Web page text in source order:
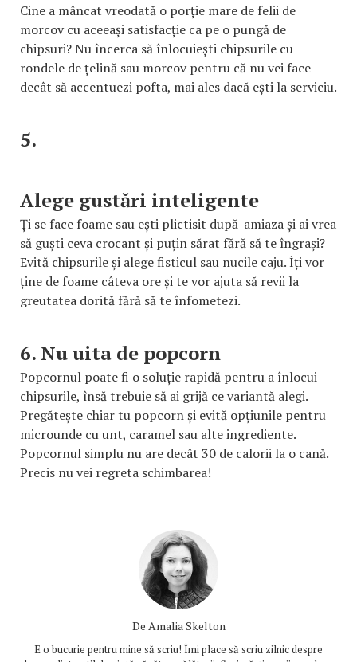
Cine a mâncat vreodată o porție mare de felii de
morcov cu aceeași satisfacție ca pe o pungă de
chipsuri? Nu încerca să înlocuiești chipsurile cu
rondele de țelină sau morcov pentru că nu vei face
decât să accentuezi pofta, mai ales dacă ești la serviciu.
5.
Alege gustări inteligente
Ți se face foame sau ești plictisit după-amiaza și ai vrea
să guști ceva crocant și puțin sărat fără să te îngrași?
Evită chipsurile și alege fisticul sau nucile caju. Îți vor
ține de foame câteva ore și te vor ajuta să revii la
greutatea dorită fără să te înfometezi.
6. Nu uita de popcorn
Popcornul poate fi o soluție rapidă pentru a înlocui
chipsurile, însă trebuie să ai grijă ce variantă alegi.
Pregătește chiar tu popcorn și evită opțiunile pentru
microunde cu unt, caramel sau alte ingrediente.
Popcornul simplu nu are decât 30 de calorii la o cană.
Precis nu vei regreta schimbarea!
De Amalia Skelton
E o bucurie pentru mine să scriu! Îmi place să scriu zilnic despre